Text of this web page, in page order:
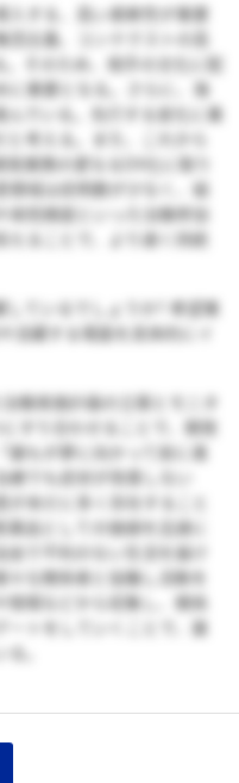
入する、高い柔軟性が重要
団主義、コンテクストの高
そのため、相手の文化に配
に重要となる。さらに、海
んでいる。先行する変化に乗
考える。また、これから
業務の更なるDX化に取り
領域は症例数が少なく、組
来院頻度といった治験参加
えることで、より速く持続
しているでしょうか? 希望業
躍する場面を具体的にイ
験実施計画の立案とモニタ
すり合わせることで、開発
もが夢に向かって前に進
でも症状が改善しない
未だに多く存在すること
品としての価値を迅速に
で不利のない生活を届け
々な関係者と協働し活動を
現場などから収集し、関係
ートをしていくことで、誰
。